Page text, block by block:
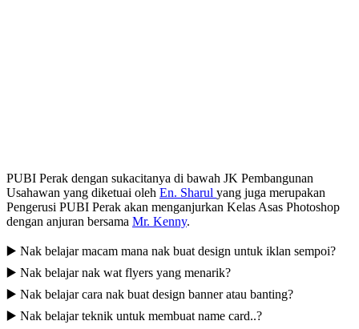
PUBI Perak dengan sukacitanya di bawah JK Pembangunan
Usahawan yang diketuai oleh En. Sharul yang juga merupakan
Pengerusi PUBI Perak akan menganjurkan Kelas Asas Photoshop
dengan anjuran bersama Mr. Kenny.
▶️ Nak belajar macam mana nak buat design untuk iklan sempoi?
▶️ Nak belajar nak wat flyers yang menarik?
▶️ Nak belajar cara nak buat design banner atau banting?
▶️ Nak belajar teknik untuk membuat name card..?